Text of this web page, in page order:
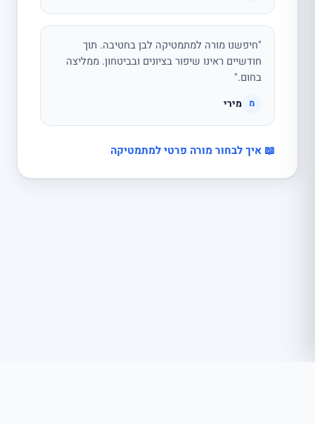
"חיפשנו מורה למתמטיקה לבן בחטיבה. תוך
חודשיים ראינו שיפור בציונים ובביטחון. ממליצה
בחום."
מ מירי
📖 איך לבחור מורה פרטי למתמטיקה